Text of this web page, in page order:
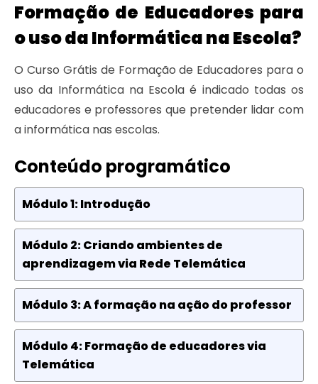
Formação de Educadores para
o uso da Informática na Escola?
O Curso Grátis de Formação de Educadores para o
uso da Informática na Escola é indicado todas os
educadores e professores que pretender lidar com
a informática nas escolas.
Conteúdo programático
Módulo 1: Introdução
Módulo 2: Criando ambientes de
aprendizagem via Rede Telemática
Módulo 3: A formação na ação do professor
Módulo 4: Formação de educadores via
Telemática